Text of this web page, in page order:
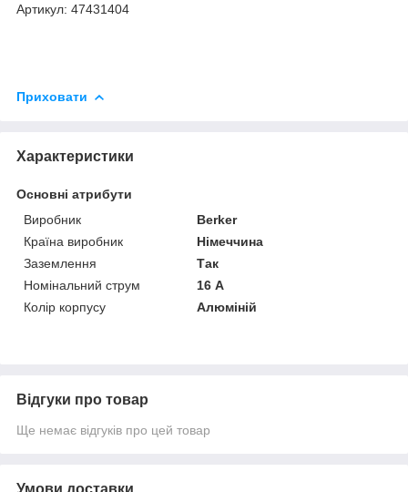
Артикул: 47431404
Приховати
Характеристики
Основні атрибути
Виробник
Berker
Країна виробник
Німеччина
Заземлення
Так
Номінальний струм
16 А
Колір корпусу
Алюміній
Відгуки про товар
Ще немає відгуків про цей товар
Умови доставки